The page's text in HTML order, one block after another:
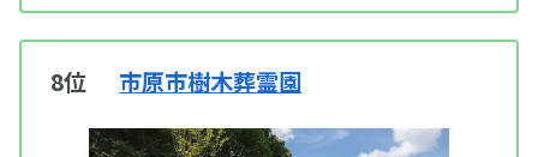
8位 市原市樹木葬霊園